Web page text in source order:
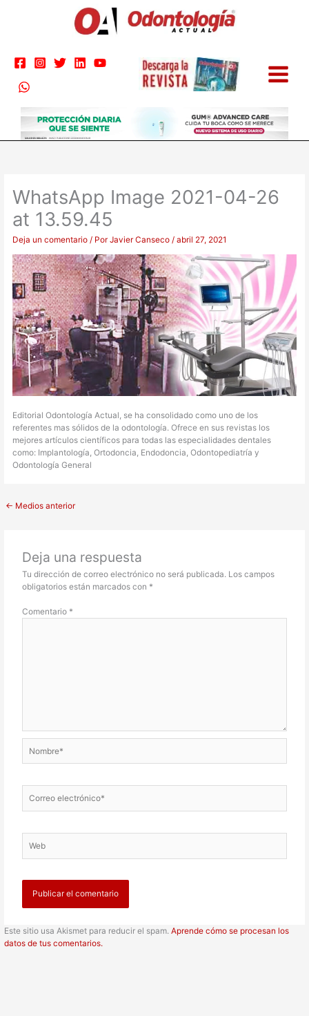
WhatsApp Image 2021-04-26
at 13.59.45
Deja un comentario / PorJavier Canseco/abril 27, 2021
Editorial Odontología Actual, se ha consolidado como uno de los
referentes mas sólidos de la odontología. Ofrece en sus revistas los
mejores artículos científicos para todas las especialidades dentales
como: Implantología, Ortodoncia, Endodoncia, Odontopediatría y
Odontología General
← Medios anterior
Deja una respuesta
Tu dirección de correo electrónico no será publicada. Los campos
obligatorios están marcados con *
Comentario *
electrónico*
Este sitio usa Akismet para reducir el spam.Aprende cómo se procesan los
datos de tus comentarios.